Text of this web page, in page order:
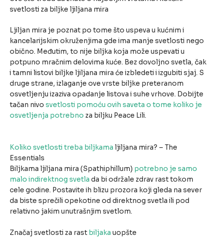
svetlosti za biljke ljiljana mira
Ljiljan mira je poznat po tome što uspeva u kućnim i
kancelarijskim okruženjima gde ima manje svetlosti nego
obično. Međutim, to nije biljka koja može uspevati u
potpuno mračnim delovima kuće. Bez dovoljno svetla, čak
i tamni listovi biljke ljiljana mira će izbledeti i izgubiti sjaj. S
druge strane, izlaganje ove vrste biljke preteranom
osvetljenju izaziva opadanje listova i suhe vrhove. Dobijte
tačan nivo svetlosti pomoću ovih saveta o tome koliko je
osvetljenja potrebno za biljku Peace Lili.
Koliko svetlosti treba biljkama ljiljana mira? – The
Essentials
Biljkama ljiljana mira (Spathiphillum) potrebno je samo
malo indirektnog svetla da bi održale zdrav rast tokom
cele godine. Postavite ih blizu prozora koji gleda na sever
da biste sprečili opekotine od direktnog svetla ili pod
relativno jakim unutrašnjim svetlom.
Značaj svetlosti za rast biljaka uopšte